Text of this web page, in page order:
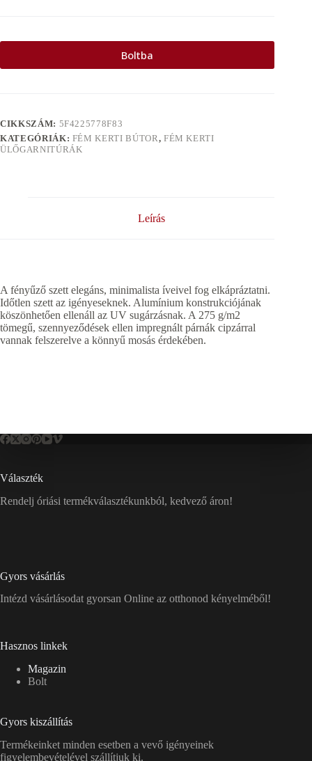
Boltba
CIKKSZÁM: 5F4225778F83
KATEGÓRIÁK: FÉM KERTI BÚTOR , FÉM KERTI
ÜLŐGARNITÚRÁK
Leírás
A fényűző szett elegáns, minimalista íveivel fog elkápráztatni.
Időtlen szett az igényeseknek. Alumínium konstrukciójának
köszönhetően ellenáll az UV sugárzásnak. A 275 g/m2
tömegű, szennyeződések ellen impregnált párnák cipzárral
vannak felszerelve a könnyű mosás érdekében.
Választék
Rendelj óriási termékválasztékunkból, kedvező áron!
Gyors vásárlás
Intézd vásárlásodat gyorsan Online az otthonod kényelméből!
Hasznos linkek
Magazin
Bolt
Gyors kiszállítás
Termékeinket minden esetben a vevő igényeinek
figyelembevételével szállítjuk ki.